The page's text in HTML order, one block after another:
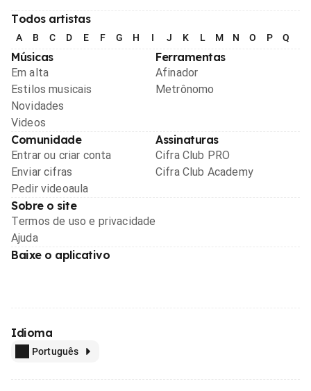
Todos artistas
A B C D E F G H I J K L M N O P Q
Músicas
Em alta
Estilos musicais
Novidades
Videos
Ferramentas
Afinador
Metrônomo
Comunidade
Entrar ou criar conta
Enviar cifras
Pedir videoaula
Assinaturas
Cifra Club PRO
Cifra Club Academy
Sobre o site
Termos de uso e privacidade
Ajuda
Baixe o aplicativo
Idioma
Português